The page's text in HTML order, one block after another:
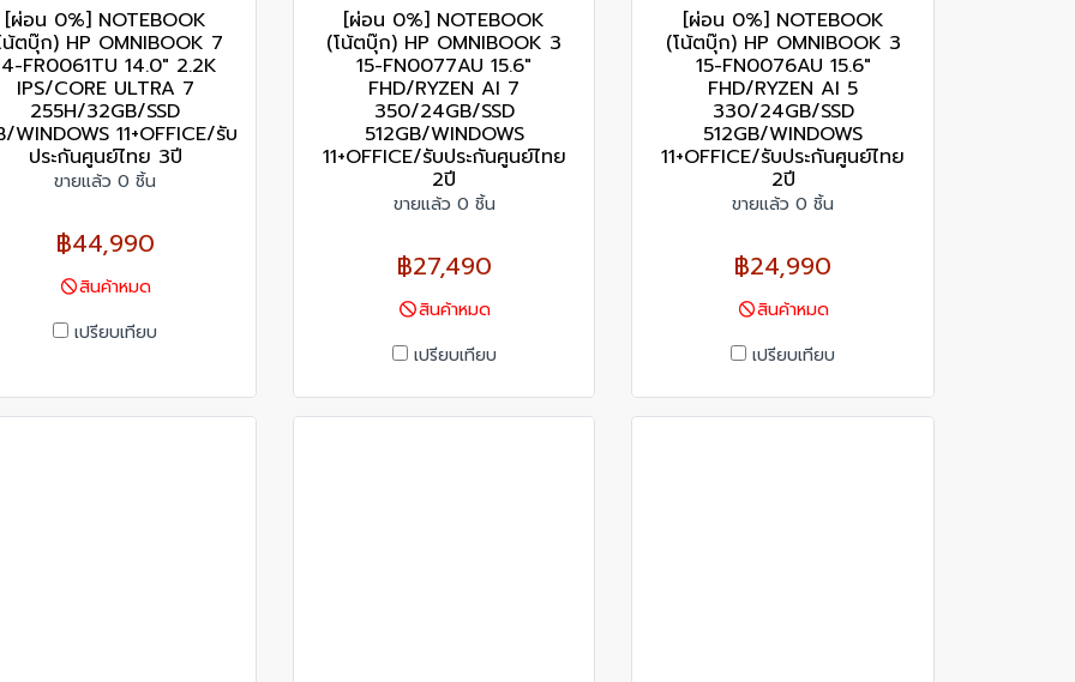
[ผ่อน 0%] NOTEBOOK
น้ตบุ๊ก) HP OMNIBOOK 7
FR0061TU 14.0" 2.2K
IPS/CORE ULTRA 7
255H/32GB/SSD
WINDOWS 11+OFFICE/รับ
ประกันศูนย์ไทย 3ปี
ขายแล้ว 0 ชิ้น
฿44,990
สินค้าหมด
เปรียบเทียบ
[ผ่อน 0%] NOTEBOOK
(โน้ตบุ๊ก) HP OMNIBOOK 3
15-FN0077AU 15.6"
FHD/RYZEN AI 7
350/24GB/SSD
512GB/WINDOWS
11+OFFICE/รับประกันศูนย์ไทย
2ปี
ขายแล้ว 0 ชิ้น
฿27,490
สินค้าหมด
เปรียบเทียบ
[ผ่อน 0%] NOTEBOOK
(โน้ตบุ๊ก) HP OMNIBOOK 3
15-FN0076AU 15.6"
FHD/RYZEN AI 5
330/24GB/SSD
512GB/WINDOWS
11+OFFICE/รับประกันศูนย์ไทย
2ปี
ขายแล้ว 0 ชิ้น
฿24,990
สินค้าหมด
เปรียบเทียบ